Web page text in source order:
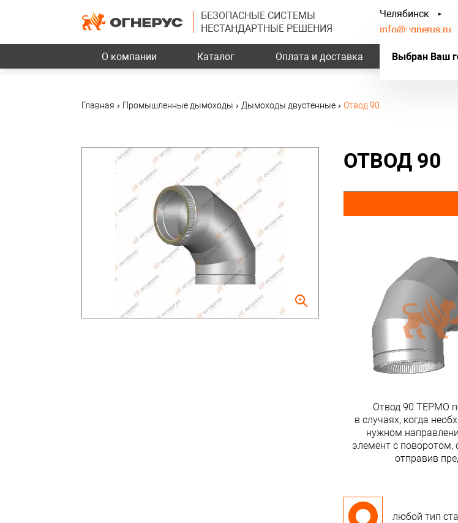
БЕЗОПАСНЫЕ СИСТЕМЫ
НЕСТАНДАРТНЫЕ РЕШЕНИЯ
Челябинск
Выбран Ваш
info@ognerus.ru
О компании Каталог Оплата и доставка Наши
Главная › Промышленные дымоходы › Дымоходы двустенные › Отвод 90
ОТВОД 90
Отвод 90 ТЕРМО
в случаях, когда
нужном
элемент с поворотом,
отправив
любой тип